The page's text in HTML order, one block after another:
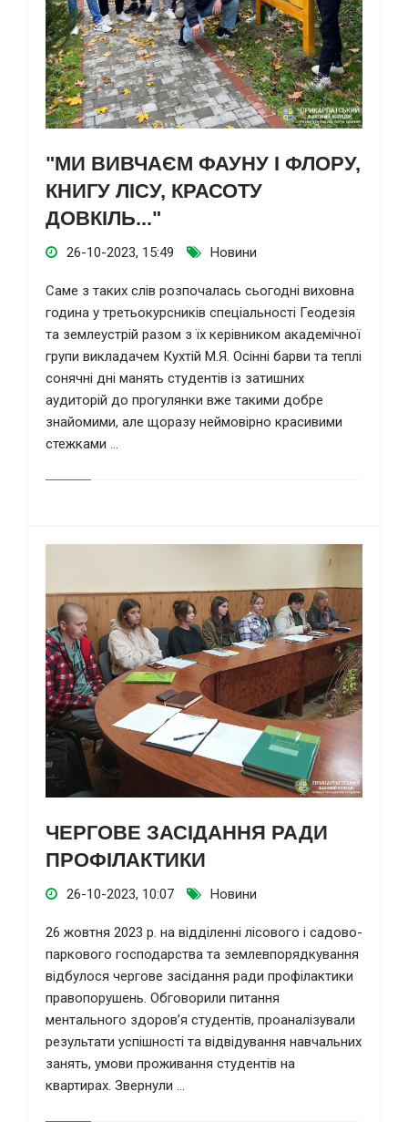
"МИ ВИВЧАЄМ ФАУНУ І ФЛОРУ,
КНИГУ ЛІСУ, КРАСОТУ
ДОВКІЛЬ..."
26-10-2023, 15:49 Новини
Саме з таких слів розпочалась сьогодні виховна
година у третьокурсників спеціальності Геодезія
та землеустрій разом з їх керівником академічної
групи викладачем Кухтій М.Я. Осінні барви та теплі
сонячні дні манять студентів із затишних
аудиторій до прогулянки вже такими добре
знайомими, але щоразу неймовірно красивими
стежками ...
ЧЕРГОВЕ ЗАСІДАННЯ РАДИ
ПРОФІЛАКТИКИ
26-10-2023, 10:07 Новини
26 жовтня 2023 р. на відділенні лісового і садово-
паркового господарства та землевпорядкування
відбулося чергове засідання ради профілактики
правопорушень. Обговорили питання
ментального здоров’я студентів, проаналізували
результати успішності та відвідування навчальних
занять, умови проживання студентів на
квартирах. Звернули ...